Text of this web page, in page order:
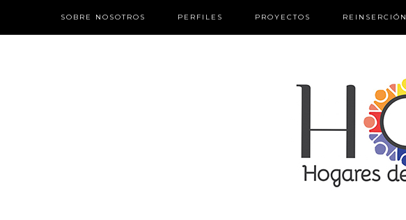
SOBRE NOSOTROS PERFILES PROYECTOS REINSERCIÓN